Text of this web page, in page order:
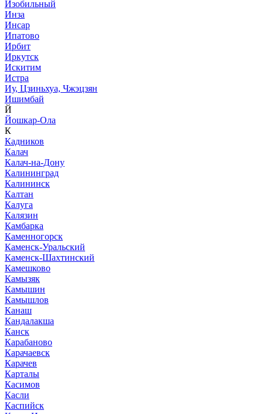
Изобильный
Инза
Инсар
Ипатово
Ирбит
Иркутск
Искитим
Истра
Иу, Цзиньхуа, Чжэцзян
Ишимбай
Й
Йошкар-Ола
К
Кадников
Калач
Калач-на-Дону
Калининград
Калининск
Калтан
Калуга
Калязин
Камбарка
Каменногорск
Каменск-Уральский
Каменск-Шахтинский
Камешково
Камызяк
Камышин
Камышлов
Канаш
Кандалакша
Канск
Карабаново
Карачаевск
Карачев
Карталы
Касимов
Касли
Каспийск